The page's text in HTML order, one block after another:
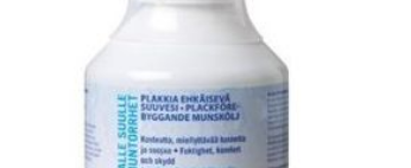
voimassa olevaa reseptiä, ja voit